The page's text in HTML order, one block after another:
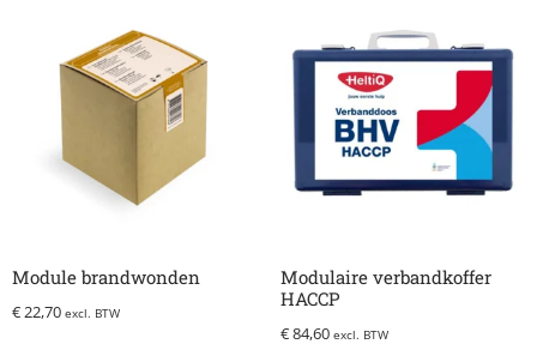
Module brandwonden
€22,70 excl. BTW
Modulaire verbandkoffer
HACCP
€84,60 excl. BTW